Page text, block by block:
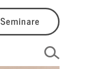
Seminare